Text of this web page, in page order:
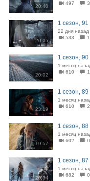
20:40
497
20:05
1 сезон, 91
22 дня назад
533
20:02
1 сезон, 90
1 месяц
610
23:19
1 сезон, 89
1 месяц
610
19:57
1 сезон, 88
1 месяц
602
20:04
1 сезон, 87
1 месяц
682